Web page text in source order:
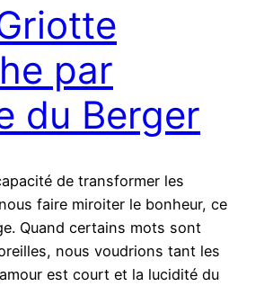
par
du Berger
de transformer les
faire miroiter le bonheur, ce
Quand certains mots sont
nous voudrions tant les
est court et la lucidité du